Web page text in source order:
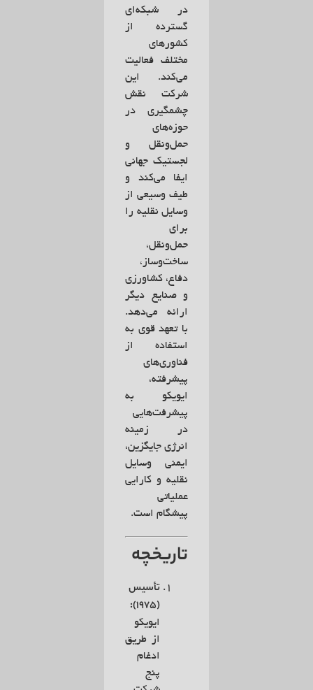
در شبکه‌ای
گسترده از
کشورهای
مختلف فعالیت
می‌کند. این
شرکت نقش
چشمگیری در
حوزه‌های
حمل‌ونقل و
لجستیک جهانی
ایفا می‌کند و
طیف وسیعی از
وسایل نقلیه را
برای
حمل‌ونقل،
ساخت‌وساز،
دفاع، کشاورزی
و صنایع دیگر
ارائه می‌دهد.
با تعهد قوی به
استفاده از
فناوری‌های
پیشرفته،
ایویکو به
پیشرفت‌هایی
در زمینه
انرژی جایگزین،
ایمنی وسایل
نقلیه و کارایی
عملیاتی
پیشگام است.
تاریخچه
تأسیس
(۱۹۷۵):
ایویکو
از طریق
ادغام
پنج